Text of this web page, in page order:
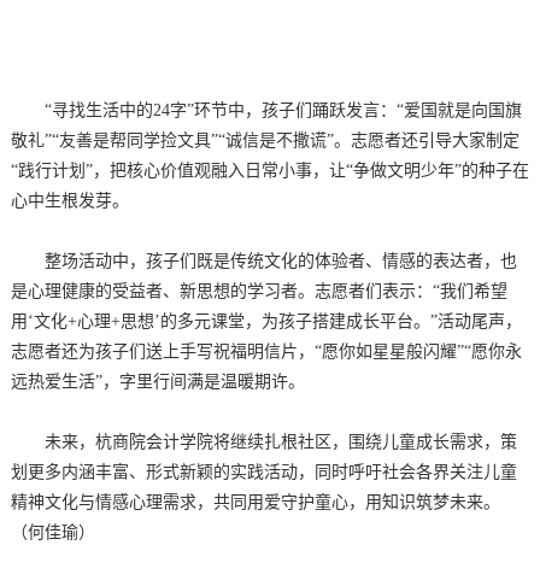
“寻找生活中的24字”环节中，孩子们踊跃发言：“爱国就是向国旗
敬礼”“友善是帮同学捡文具”“诚信是不撒谎”。志愿者还引导大家制定
“践行计划”，把核心价值观融入日常小事，让“争做文明少年”的种子在
心中生根发芽。
整场活动中，孩子们既是传统文化的体验者、情感的表达者，也
是心理健康的受益者、新思想的学习者。志愿者们表示：“我们希望
用‘文化+心理+思想’的多元课堂，为孩子搭建成长平台。”活动尾声，
志愿者还为孩子们送上手写祝福明信片，“愿你如星星般闪耀”“愿你永
远热爱生活”，字里行间满是温暖期许。
未来，杭商院会计学院将继续扎根社区，围绕儿童成长需求，策
划更多内涵丰富、形式新颖的实践活动，同时呼吁社会各界关注儿童
精神文化与情感心理需求，共同用爱守护童心，用知识筑梦未来。
（何佳瑜）